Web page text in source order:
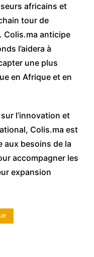
africains et
tour de
Colis.ma anticipe
l’aidera à
une plus
en Afrique et en
l’innovation et
Colis.ma est
aux besoins de la
accompagner les
expansion